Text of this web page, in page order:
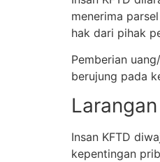
menerima
hak dari pihak
Pemberian
berujung pada
Insan KFTD
kepentingan